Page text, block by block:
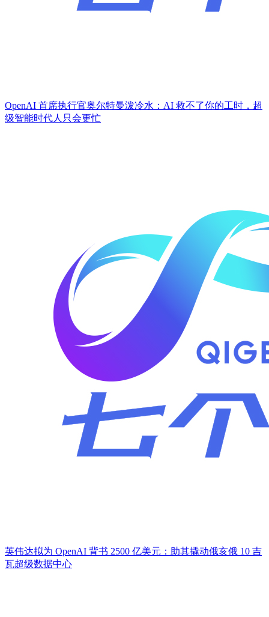
OpenAI 首席执行官奥尔特曼泼冷水：AI 救不了你的工时，超
级智能时代人只会更忙
英伟达拟为 OpenAI 背书 2500 亿美元：助其撬动俄亥俄 10 吉
瓦超级数据中心